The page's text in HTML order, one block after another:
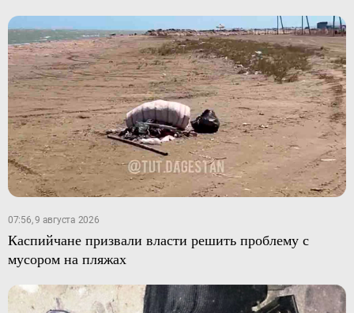
07:56, 9 августа 2026
Каспийчане призвали власти решить проблему с
мусором на пляжах